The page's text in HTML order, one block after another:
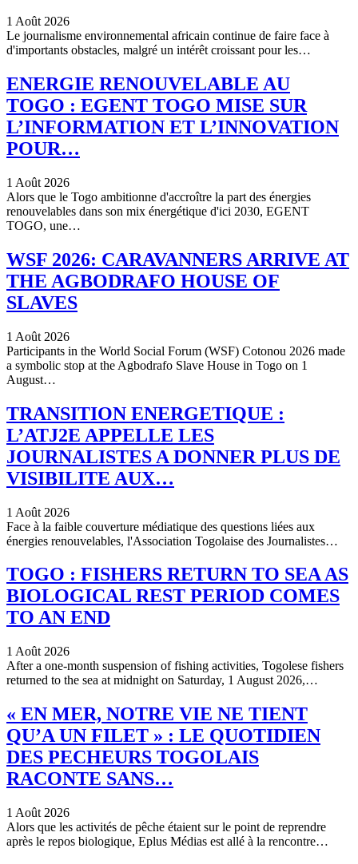
1 Août 2026
Le journalisme environnemental africain continue de faire face à
d'importants obstacles, malgré un intérêt croissant pour les…
ENERGIE RENOUVELABLE AU
TOGO : EGENT TOGO MISE SUR
L’INFORMATION ET L’INNOVATION
POUR…
1 Août 2026
Alors que le Togo ambitionne d'accroître la part des énergies
renouvelables dans son mix énergétique d'ici 2030, EGENT
TOGO, une…
WSF 2026: CARAVANNERS ARRIVE AT
THE AGBODRAFO HOUSE OF
SLAVES
1 Août 2026
Participants in the World Social Forum (WSF) Cotonou 2026 made
a symbolic stop at the Agbodrafo Slave House in Togo on 1
August…
TRANSITION ENERGETIQUE :
L’ATJ2E APPELLE LES
JOURNALISTES A DONNER PLUS DE
VISIBILITE AUX…
1 Août 2026
Face à la faible couverture médiatique des questions liées aux
énergies renouvelables, l'Association Togolaise des Journalistes…
TOGO : FISHERS RETURN TO SEA AS
BIOLOGICAL REST PERIOD COMES
TO AN END
1 Août 2026
After a one-month suspension of fishing activities, Togolese fishers
returned to the sea at midnight on Saturday, 1 August 2026,…
« EN MER, NOTRE VIE NE TIENT
QU’A UN FILET » : LE QUOTIDIEN
DES PECHEURS TOGOLAIS
RACONTE SANS…
1 Août 2026
Alors que les activités de pêche étaient sur le point de reprendre
après le repos biologique, Eplus Médias est allé à la rencontre…